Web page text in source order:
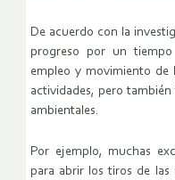
De acuerdo con la
progreso por un
empleo y movimiento de
actividades, pero
ambientales.
Por ejemplo, muchas
para abrir los tiros de las